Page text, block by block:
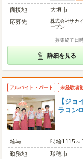
面接地
大垣市
応募先
株式会社サカ
ープン
募集終了日
詳細を見る
アルバイト・パート 未経験者
【ジョ
ラコン
給与
時給1115～
勤務地
瑞穂市